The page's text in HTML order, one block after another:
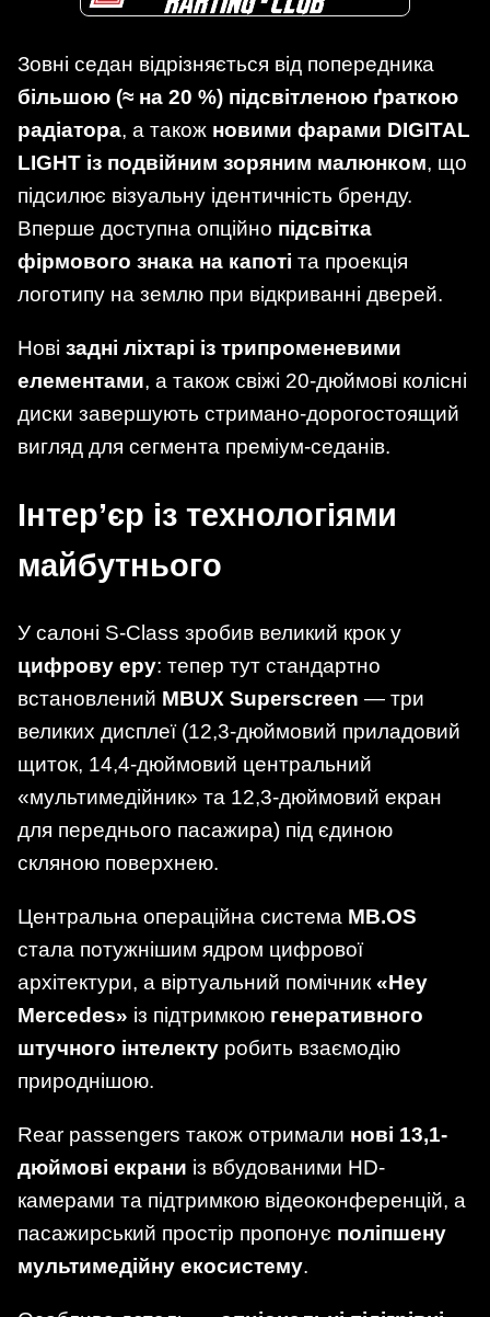
Зовні седан відрізняється від попередника
більшою (≈ на 20 %) підсвітленою ґраткою
радіатора, а також новими фарами DIGITAL
LIGHT із подвійним зоряним малюнком, що
підсилює візуальну ідентичність бренду.
Вперше доступна опційно підсвітка
фірмового знака на капоті та проекція
логотипу на землю при відкриванні дверей.
Нові задні ліхтарі із трипроменевими
елементами, а також свіжі 20-дюймові колісні
диски завершують стримано-дорогостоящий
вигляд для сегмента преміум-седанів.
Інтер’єр із технологіями
майбутнього
У салоні S-Class зробив великий крок у
цифрову еру: тепер тут стандартно
встановлений MBUX Superscreen — три
великих дисплеї (12,3-дюймовий приладовий
щиток, 14,4-дюймовий центральний
«мультимедійник» та 12,3-дюймовий екран
для переднього пасажира) під єдиною
скляною поверхнею.
Центральна операційна система MB.OS
стала потужнішим ядром цифрової
архітектури, а віртуальний помічник «Hey
Mercedes» із підтримкою генеративного
штучного інтелекту робить взаємодію
природнішою.
Rear passengers також отримали нові 13,1-
дюймові екрани із вбудованими HD-
камерами та підтримкою відеоконференцій, а
пасажирський простір пропонує поліпшену
мультимедійну екосистему.